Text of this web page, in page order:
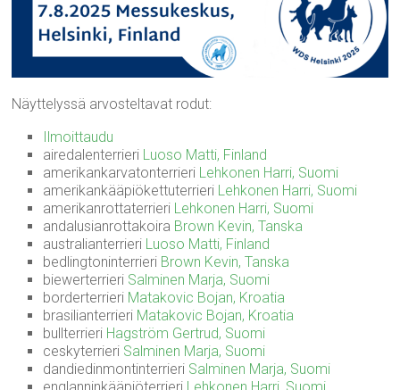
Näyttelyssä arvosteltavat rodut:
Ilmoittaudu
airedalenterrieri Luoso Matti, Finland
amerikankarvatonterrieri Lehkonen Harri, Suomi
amerikankääpiökettuterrieri Lehkonen Harri, Suomi
amerikanrottaterrieri Lehkonen Harri, Suomi
andalusianrottakoira Brown Kevin, Tanska
australianterrieri Luoso Matti, Finland
bedlingtoninterrieri Brown Kevin, Tanska
biewerterrieri Salminen Marja, Suomi
borderterrieri Matakovic Bojan, Kroatia
brasilianterrieri Matakovic Bojan, Kroatia
bullterrieri Hagström Gertrud, Suomi
ceskyterrieri Salminen Marja, Suomi
dandiedinmontinterrieri Salminen Marja, Suomi